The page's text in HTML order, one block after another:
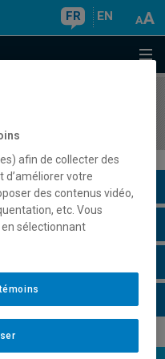
FR EN
afin de collecter des
votre
des contenus vidéo,
etc. Vous
sélectionnant